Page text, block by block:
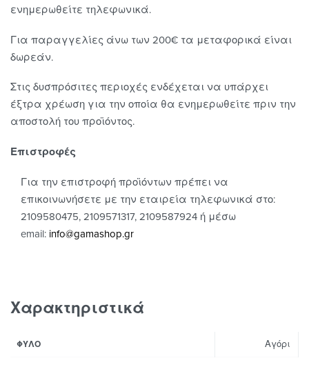
ενημερωθείτε τηλεφωνικά.
Για παραγγελίες άνω των 200€ τα μεταφορικά είναι
δωρεάν.
Στις δυσπρόσιτες περιοχές ενδέχεται να υπάρχει
έξτρα χρέωση για την οποία θα ενημερωθείτε πριν την
αποστολή του προϊόντος.
Επιστροφές
Για την επιστροφή προϊόντων πρέπει να
επικοινωνήσετε με την εταιρεία τηλεφωνικά στο:
2109580475, 2109571317, 2109587924 ή μέσω
email: info@gamashop.gr
Χαρακτηριστικά
ΦΎΛΟ Αγόρι